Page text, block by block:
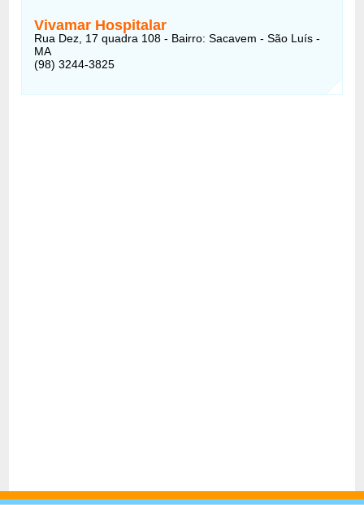
Vivamar Hospitalar
Rua Dez, 17 quadra 108 - Bairro: Sacavem - São Luís -
MA
(98) 3244-3825